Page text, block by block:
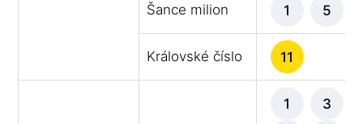
Šance milion 1 5
Královské číslo 11
1 3